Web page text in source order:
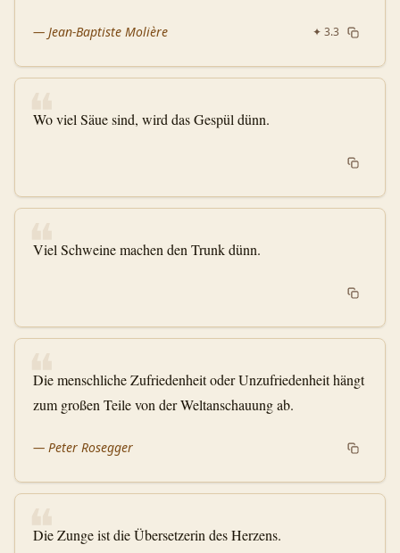
— Jean-Baptiste Molière ✦ 3.3
❝
Wo viel Säue sind, wird das Gespül dünn.
❝
Viel Schweine machen den Trunk dünn.
❝
Die menschliche Zufriedenheit oder Unzufriedenheit hängt
zum großen Teile von der Weltanschauung ab.
— Peter Rosegger
❝
Die Zunge ist die Übersetzerin des Herzens.